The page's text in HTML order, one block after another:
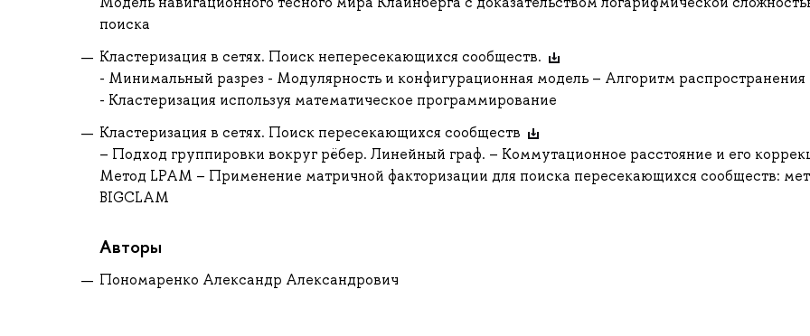
поиска
Кластеризация в сетях. Поиск непересекающихся сообществ.
- Минимальный разрез - Модулярность и конфигурационная модель – Алгоритм распространения
- Кластеризация используя математическое программирование
Кластеризация в сетях. Поиск пересекающихся сообществ
– Подход группировки вокруг рёбер. Линейный граф. – Коммутационное расстояние и его
Метод LPAM – Применение матричной факторизации для поиска пересекающихся сообществ:
BIGCLAM
Авторы
Пономаренко Александр Александрович